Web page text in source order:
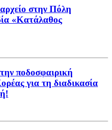
στην Πόλη
«Κατάλαθος
ποδοσφαιρική
για τη διαδικασία